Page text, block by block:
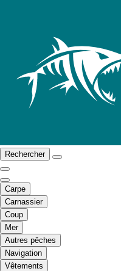
Rechercher
Carpe
Carnassier
Coup
Mer
Autres pêches
Navigation
Vêtements